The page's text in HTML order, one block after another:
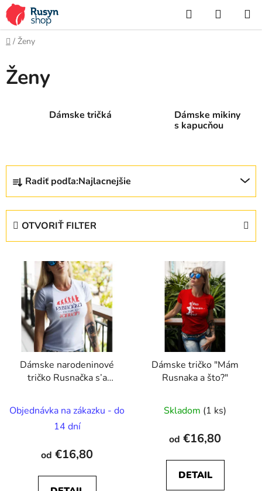
Prejsť
na
obsah
Hľadať
KOŠÍK
Domov
/ Ženy
Ženy
Dámske tričká
Dámske mikiny
s kapucňou
R
d
Radiť podľa:Najlacnejšie
OTVORIŤ FILTER
k
Dámske narodeninové
tričko Rusnačka s’a
mesiac)
Objednávka na zákazku - do
14 dní
od €16,80
Dámske tričko "Mám
Rusnaka a što?"
Skladom (1 ks)
od €16,80
DETAIL